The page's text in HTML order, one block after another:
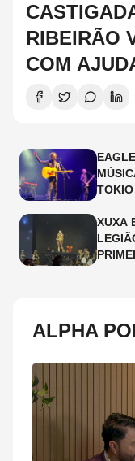
RIBEIRÃO
COM
XUXA
ALPHA